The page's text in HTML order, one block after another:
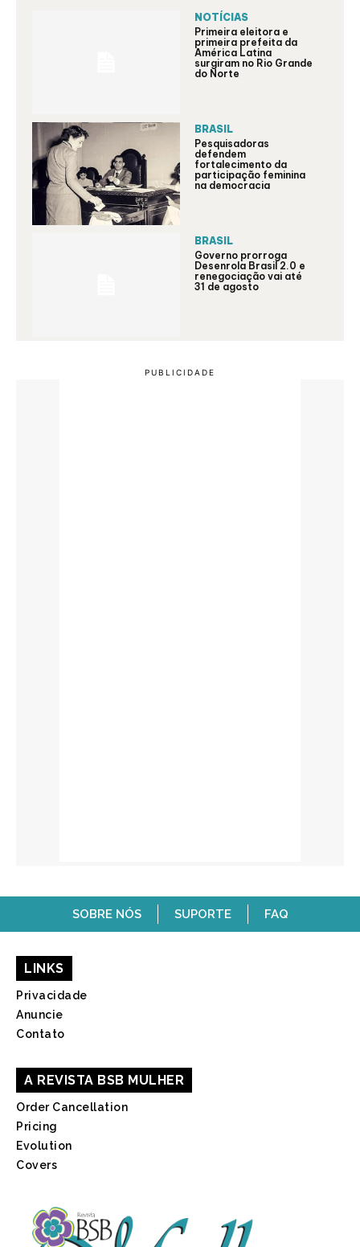
NOTÍCIAS
Primeira eleitora e
primeira prefeita da
América Latina
surgiram no Rio Grande
do Norte
BRASIL
Pesquisadoras
defendem
fortalecimento da
participação feminina
na democracia
BRASIL
Governo prorroga
Desenrola Brasil 2.0 e
renegociação vai até
31 de agosto
SOBRE NÓS SUPORTE FAQ
LINKS
Privacidade
Anuncie
Contato
A REVISTA BSB MULHER
Order Cancellation
Pricing
Evolution
Covers